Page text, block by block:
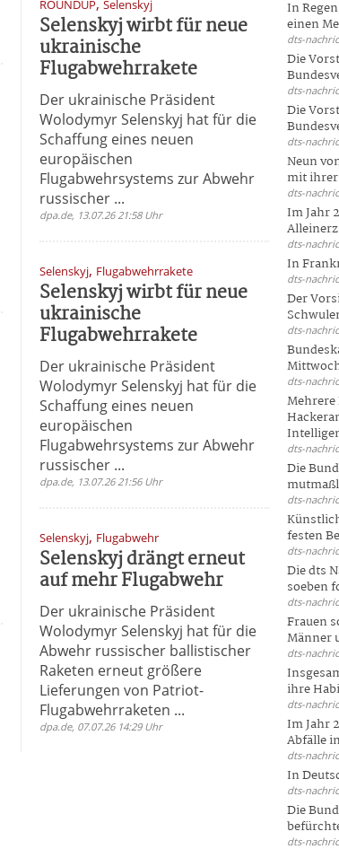
ROUNDUP Selenskyj
Selenskyj wirbt für neue
ukrainische
Flugabwehrrakete
Der ukrainische Präsident
Wolodymyr Selenskyj hat für die
Schaffung eines neuen
europäischen
Flugabwehrsystems zur Abwehr
russischer ...
dpa.de, 13.07.26 21:58 Uhr
Selenskyj, Flugabwehrrakete
Selenskyj wirbt für neue
ukrainische
Flugabwehrrakete
Der ukrainische Präsident
Wolodymyr Selenskyj hat für die
Schaffung eines neuen
europäischen
Flugabwehrsystems zur Abwehr
russischer ...
dpa.de, 13.07.26 21:56 Uhr
Selenskyj, Flugabwehr
Selenskyj drängt erneut
auf mehr Flugabwehr
Der ukrainische Präsident
Wolodymyr Selenskyj hat für die
Abwehr russischer ballistischer
Raketen erneut größere
Lieferungen von Patriot-
Flugabwehrraketen ...
dpa.de, 07.07.26 14:29 Uhr
In
einen
dts-
Die
dts-
Die
dts-
Neun
mit
dts-
Im Jahr
dts-
In
dts-
Der
dts-
dts-
dts-
Die
dts-
festen
dts-
Die dts
soeben
dts-
Frauen
Männer
dts-
ihre
dts-
Im Jahr
Abfälle
dts-
In
dts-
Die
dts-